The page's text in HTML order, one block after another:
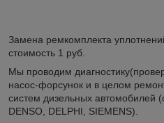
Замена ремкомплекта
стоимость 1 руб.
Мы проводим
насос-форсунок и в целом
систем дизельных автомобилей
DENSO, DELPHI, SIEMENS).